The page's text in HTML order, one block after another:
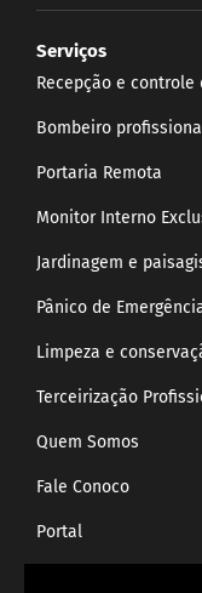
Serviços
Recepção e controle
Bombeiro
Portaria Remota
Monitor Interno
Jardinagem e
Pânico de
Limpeza e
Terceirização
Quem Somos
Fale Conoco
Portal